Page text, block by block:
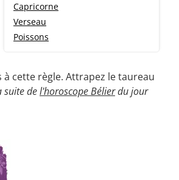
Capricorne
Verseau
Poissons
cette règle. Attrapez le taureau
suite del'horoscope Bélierdu jour